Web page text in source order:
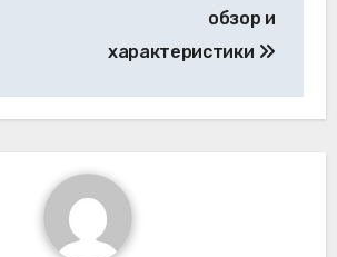
обзор и
характеристики